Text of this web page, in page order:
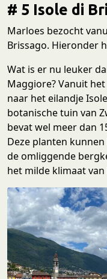
# 5 Isole di
Marloes bezocht
Brissago. Hieronder
Wat is er nu leuker
Maggiore? Vanuit
naar het eilandje
botanische tuin van
bevat wel meer dan
Deze planten
de omliggende
het milde klimaat van